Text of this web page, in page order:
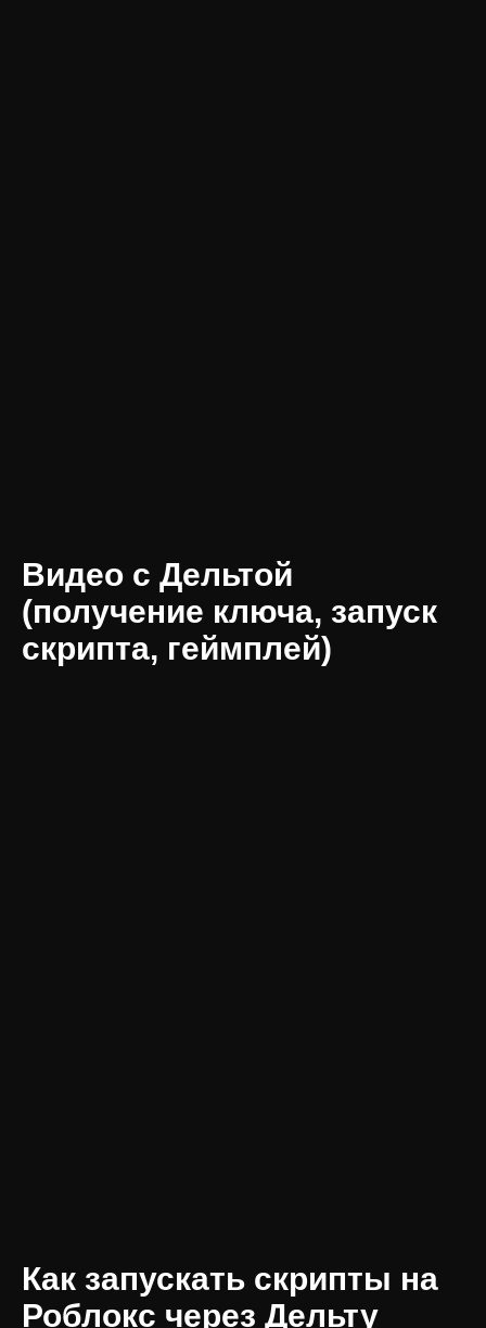
Видео с Дельтой
(получение ключа, запуск
скрипта, геймплей)
Как запускать скрипты на
Роблокс через Дельту